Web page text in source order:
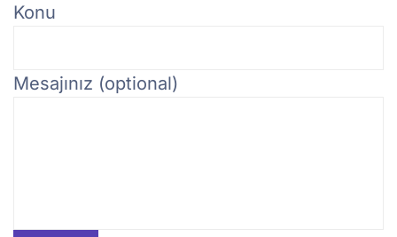
Konu
Mesajınız (optional)